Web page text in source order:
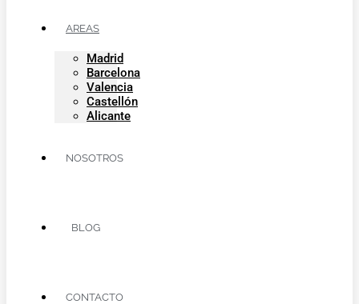
AREAS
Madrid
Barcelona
Valencia
Castellón
Alicante
NOSOTROS
BLOG
CONTACTO